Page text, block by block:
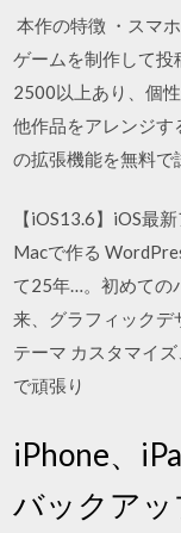
本作の特徴 ・スマ
ゲームを制作して投
2500以上あり、個
他作品をアレンジす
の拡張機能を無料で
【iOS13.6】iOS最
Macで作る
て25年…。初めての
来、グラフィックデ
テーマ カスタマイ
で頑張り
iPhone、
バックアッ